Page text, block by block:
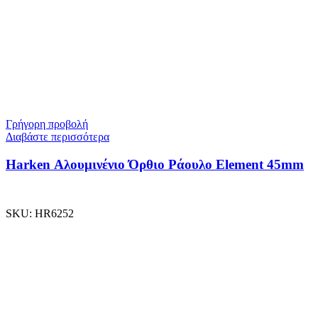
Γρήγορη προβολή
Διαβάστε περισσότερα
Harken Αλουμινένιο Όρθιο Ράουλο Element 45mm
SKU: HR6252